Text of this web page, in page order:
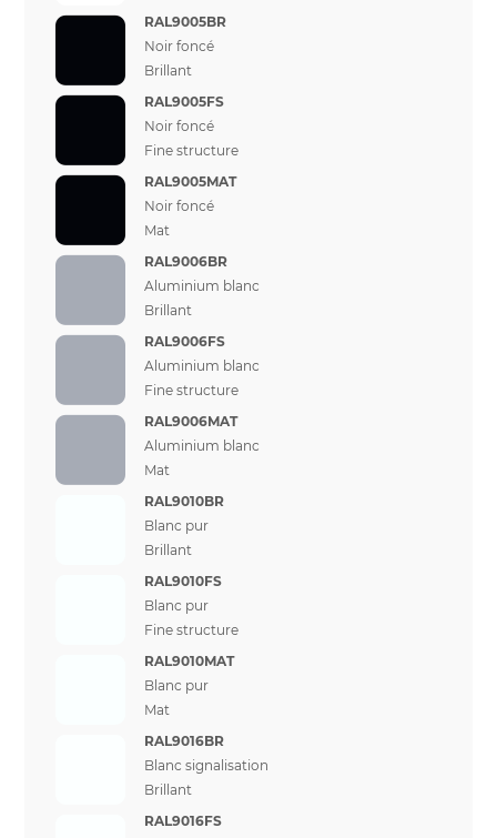
RAL9005BR
Noir foncé
Brillant
RAL9005FS
Noir foncé
Fine structure
RAL9005MAT
Noir foncé
Mat
RAL9006BR
Aluminium blanc
Brillant
RAL9006FS
Aluminium blanc
Fine structure
RAL9006MAT
Aluminium blanc
Mat
RAL9010BR
Blanc pur
Brillant
RAL9010FS
Blanc pur
Fine structure
RAL9010MAT
Blanc pur
Mat
RAL9016BR
Blanc signalisation
Brillant
RAL9016FS